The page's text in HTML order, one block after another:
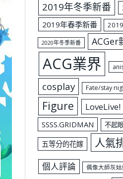
2019年冬季新番
2019年春季新番
2020年冬季新番 ACGer
ACG業界
cosplay Fate/stay
Figure LoveLive!
SSSS.GRIDMAN 不起
五等分的花嫁 人氣
個人評論 偶像大師灰姑